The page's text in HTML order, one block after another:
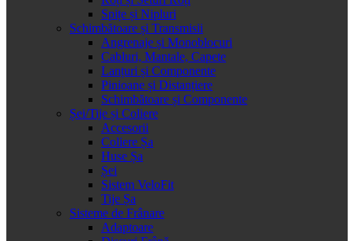
Spițe și Nipluri
Schimbătoare și Transmisii
Angrenaje și Monoblocuri
Cabluri, Mantale, Capete
Lanțuri și Componente
Pinioane și Distanțiere
Schimbătoare și Componente
Șei/Tije și Coliere
Accesorii
Coliere Șa
Huse Șa
Șei
Sistem VeloFit
Tije Șa
Sisteme de Frânare
Adaptoare